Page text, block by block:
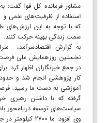
مشاور فرمانده کل قوا گفت:
استفاده از ظرفیت‌های علمی و
که با توجه به این ارزش‌های
سمت زندگی بهینه حرکت کنند.
به گزارش اقتصادسرآمد،
نخستین روزهمایش ملی
در جمع خبرنگاران اظهار کرد:
آموزشی به دست ما رسید.
گرفته که با داشتن رهبری
سیاست‌های توسعه دریامحور